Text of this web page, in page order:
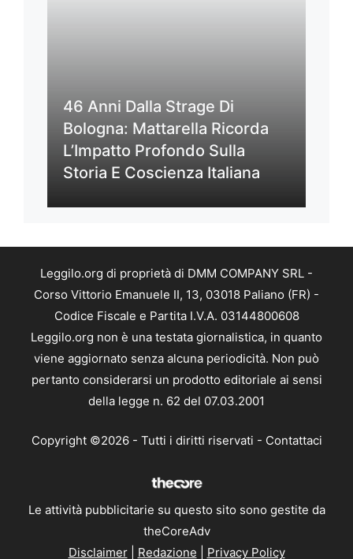
46 Anni Dalla Strage Di
Bologna: Mattarella Ricorda
L’Impatto Profondo Sulla
Storia E Coscienza Italiana
Leggilo.org di proprietà di DMM COMPANY SRL -
Corso Vittorio Emanuele II, 13, 03018 Paliano (FR) -
Codice Fiscale e Partita I.V.A. 03144800608
Leggilo.org non è una testata giornalistica, in quanto
viene aggiornato senza alcuna periodicità. Non può
pertanto considerarsi un prodotto editoriale ai sensi
della legge n. 62 del 07.03.2001
Copyright ©2026 - Tutti i diritti riservati - Contattaci
Le attività pubblicitarie su questo sito sono gestite da
theCoreAdv
Disclaimer| Redazione Privacy Policy